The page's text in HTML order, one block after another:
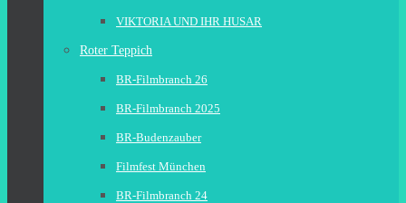
VIKTORIA UND IHR HUSAR
Roter Teppich
BR-Filmbranch 26
BR-Filmbranch 2025
BR-Budenzauber
Filmfest München
BR-Filmbranch 24